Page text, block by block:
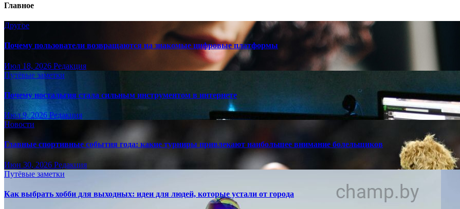
Главное
Другое
Почему пользователи возвращаются на знакомые цифровые платформы
Июл 18, 2026 Редакция
Путёвые заметки
Почему ностальгия стала сильным инструментом в интернете
Июл 9, 2026 Редакция
Новости
Главные спортивные события года: какие турниры привлекают наибольшее внимание болельщиков
Июн 30, 2026 Редакция
Путёвые заметки
Как выбрать хобби для выходных: идеи для людей, которые устали от города